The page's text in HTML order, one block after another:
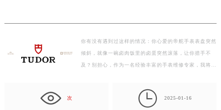
你有没有遇到过这样的情况：你心爱的帝舵手表表盘突然
倾斜，就像一碗卤肉饭里的卤蛋突然滚落，让你措手不
及？别担心，作为一名经验丰富的手表维修专家，我将为
次  2025-01-16